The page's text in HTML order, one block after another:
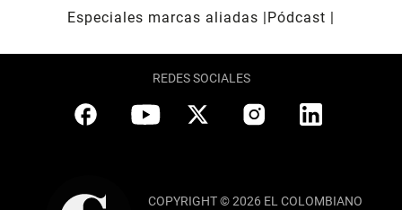
Especiales marcas aliadas
Pódcast
REDES SOCIALES
COPYRIGHT © 2026 EL COLOMBIANO